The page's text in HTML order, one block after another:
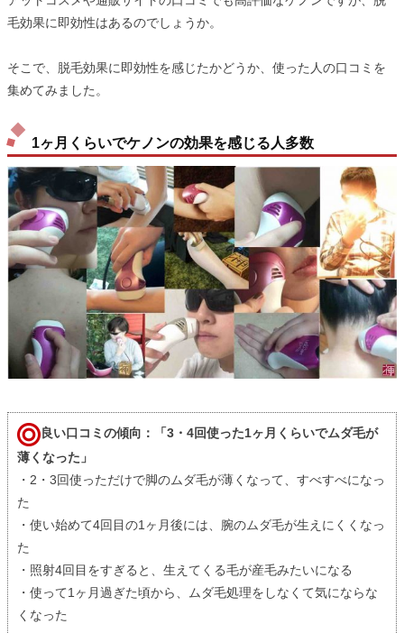
毛効果に即効性はあるのでしょうか。
そこで、脱毛効果に即効性を感じたかどうか、使った人の口コミを
集めてみました。
1ヶ月くらいでケノンの効果を感じる人多数
良い口コミの傾向：「3・4回使った1ヶ月くらいでムダ毛が
薄くなった」
・2・3回使っただけで脚のムダ毛が薄くなって、すべすべになっ
た
・使い始めて4回目の1ヶ月後には、腕のムダ毛が生えにくくなっ
た
・照射4回目をすぎると、生えてくる毛が産毛みたいになる
・使って1ヶ月過ぎた頃から、ムダ毛処理をしなくて気にならな
くなった